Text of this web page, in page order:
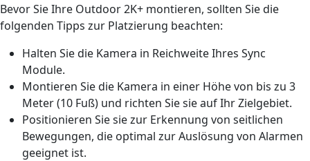
Bevor Sie Ihre Outdoor 2K+ montieren, sollten Sie die
folgenden Tipps zur Platzierung beachten:
Halten Sie die Kamera in Reichweite Ihres Sync
Module.
Montieren Sie die Kamera in einer Höhe von bis zu 3
Meter (10 Fuß) und richten Sie sie auf Ihr Zielgebiet.
Positionieren Sie sie zur Erkennung von seitlichen
Bewegungen, die optimal zur Auslösung von Alarmen
geeignet ist.